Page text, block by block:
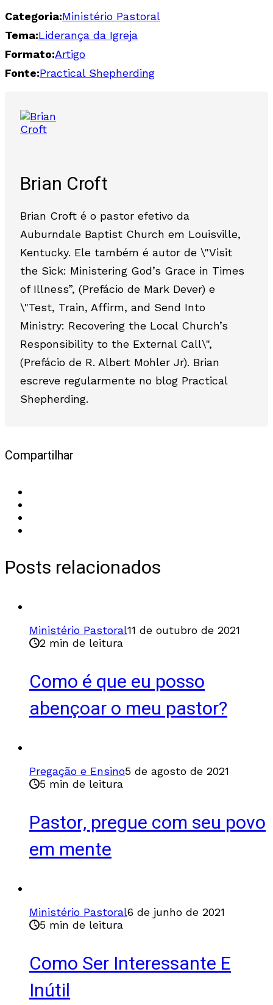
Categoria:Ministério Pastoral
Tema:Liderança da Igreja
Formato:Artigo
Fonte:Practical Shepherding
Brian Croft
Brian Croft é o pastor efetivo da
Auburndale Baptist Church em Louisville,
Kentucky. Ele também é autor de \"Visit
the Sick: Ministering God’s Grace in Times
of Illness”, (Prefácio de Mark Dever) e
\"Test, Train, Affirm, and Send Into
Ministry: Recovering the Local Church’s
Responsibility to the External Call\",
(Prefácio de R. Albert Mohler Jr). Brian
escreve regularmente no blog Practical
Shepherding.
Compartilhar
Posts relacionados
Ministério Pastoral11 de outubro de 2021
2 min de leitura
Como é que eu posso
abençoar o meu pastor?
Pregação e Ensino5 de agosto de 2021
5 min de leitura
Pastor, pregue com seu povo
em mente
Ministério Pastoral6 de junho de 2021
5 min de leitura
Como Ser Interessante E
Inútil